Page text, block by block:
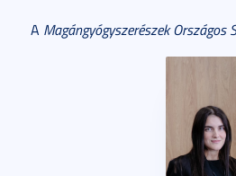
A Magángyógyszerészek Országos